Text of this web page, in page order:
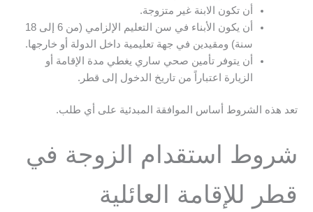
أن تكون الابنة غير متزوجة.
أن يكون الأبناء في سن التعليم الإلزامي (من 6 إلى 18
سنة) ومقيدين في جهة تعليمية داخل الدولة أو خارجها.
أن يتوفر تأمين صحي ساري يغطي مدة الإقامة أو
الزيارة اعتباراً من تاريخ الدخول إلى قطر.
تعد هذه الشروط أساس الموافقة المبدئية على أي طلب.
شروط استقدام الزوجة في
قطر للإقامة العائلية